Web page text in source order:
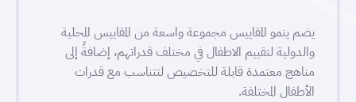
يضم ينمو المقاييس مجموعة واسعة من المقاييس المحلية
والدولية لتقييم الاطفال في مختلف قدراتهم، إضافةً إلى
مناهج معتمدة قابلة للتخصيص لتتناسب مع قدرات
الأطفال المختلفة.